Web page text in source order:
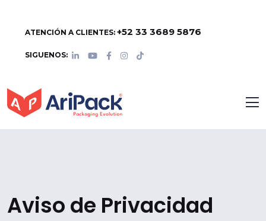
ATENCIÓN A CLIENTES: +52 33 3689 5876
SIGUENOS:
Aviso de Privacidad